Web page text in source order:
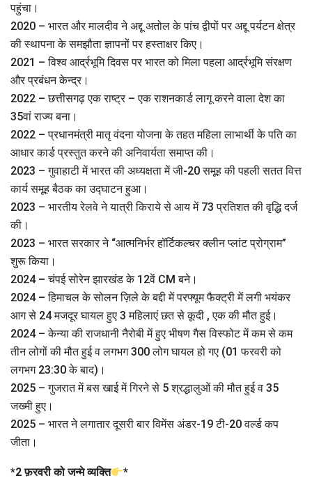
पहुंचा।
2020 – भारत और मालदीव ने अद्दू अतोल के पांच द्वीपों पर अद्दू पर्यटन क्षेत्र
की स्थापना के समझौता ज्ञापनों पर हस्ताक्षर किए।
2021 – विश्व आर्द्रभूमि दिवस पर भारत को मिला पहला आर्द्रभूमि संरक्षण
और प्रबंधन केन्द्र।
2022 – छत्तीसगढ़ एक राष्ट्र – एक राशनकार्ड लागू करने वाला देश का
35वां राज्य बना।
2022 – प्रधानमंत्री मातृ वंदना योजना के तहत महिला लाभार्थी के पति का
आधार कार्ड प्रस्‍तुत करने की अनिवार्यता समाप्त की।
2023 – गुवाहाटी में भारत की अध्यक्षता में जी-20 समूह की पहली सतत वित्त
कार्य समूह बैठक का उद्घाटन हुआ।
2023 – भारतीय रेलवे ने यात्री किराये से आय में 73 प्रतिशत की वृद्धि दर्ज
की।
2023 – भारत सरकार ने “आत्मनिर्भर हॉर्टिकल्चर क्लीन प्लांट प्रोग्राम”
शुरू किया।
2024 – चंपई सोरेन झारखंड के 12वें CM बने।
2024 – हिमाचल के सोलन ज़िले के बद्दी में परफ्यूम फैक्ट्री में लगी भयंकर
आग से 24 मजदूर घायल हुए 3 महिलाएं छत से कूदी , एक की मौत हुई।
2024 – केन्या की राजधानी नैरोबी में हुए भीषण गैस विस्फोट में कम से कम
तीन लोगों की मौत हुई व लगभग 300 लोग घायल हो गए (01 फरवरी को
लगभग 23:30 के बाद)।
2025 – गुजरात में बस खाई में गिरने से 5 श्रद्धालुओं की मौत हुई व 35
जख्मी हुए।
2025 – भारत ने लगातार दूसरी बार विमेंस अंडर-19 टी-20 वर्ल्ड कप
जीता।
*2 फ़रवरी को जन्मे व्यक्ति *